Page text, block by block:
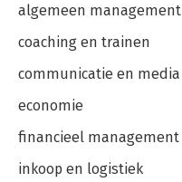
algemeen management
coaching en trainen
communicatie en media
economie
financieel management
inkoop en logistiek